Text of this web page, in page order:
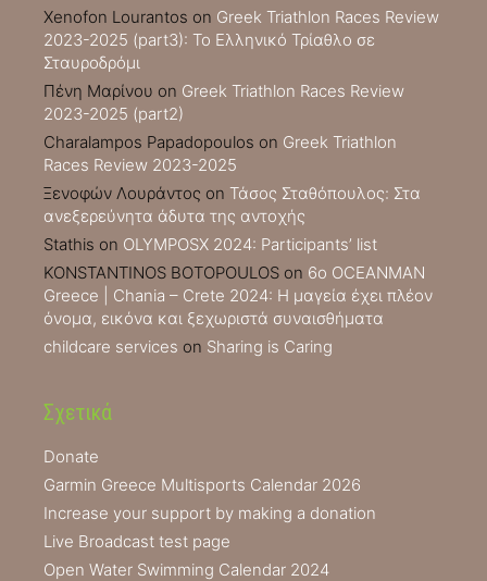
Xenofon Lourantos on Greek Triathlon Races Review
2023-2025 (part3): Το Ελληνικό Τρίαθλο σε
Σταυροδρόμι
Πένη Μαρίνου on Greek Triathlon Races Review
2023-2025 (part2)
Charalampos Papadopoulos on Greek Triathlon
Races Review 2023-2025
Ξενοφών Λουράντος on Τάσος Σταθόπουλος: Στα
ανεξερεύνητα άδυτα της αντοχής
Stathis on OLYMPOSX 2024: Participants’ list
KONSTANTINOS BOTOPOULOS on 6ο OCEANMAN
Greece | Chania – Crete 2024: Η μαγεία έχει πλέον
όνομα, εικόνα και ξεχωριστά συναισθήματα
childcare services on Sharing is Caring
Σχετικά
Donate
Garmin Greece Multisports Calendar 2026
Increase your support by making a donation
Live Broadcast test page
Open Water Swimming Calendar 2024